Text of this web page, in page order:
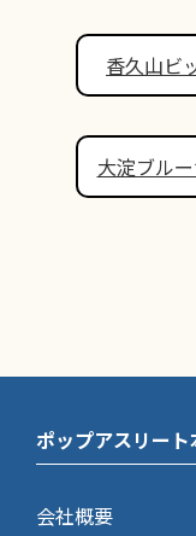
香久山ビ
大淀ブル
ポップアスリート
会社概要